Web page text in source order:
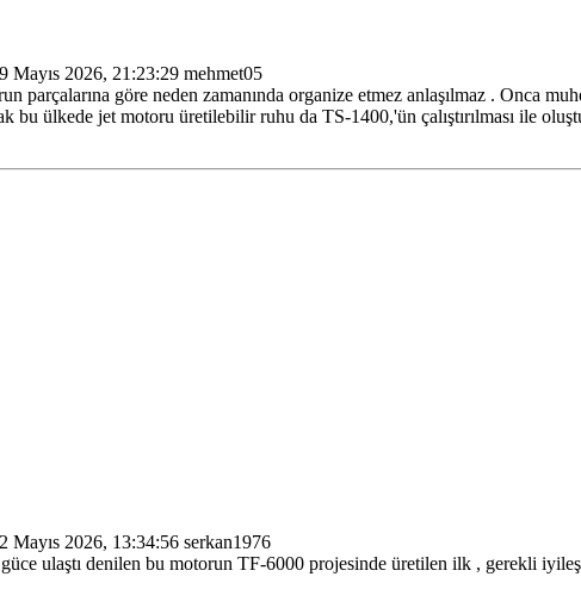
Mayıs 2026, 21:23:29 mehmet05
parçalarına göre neden zamanında organize etmez anlaşılmaz . Onca
ülkede jet motoru üretilebilir ruhu da TS-1400,'ün çalıştırılması ile
Mayıs 2026, 13:34:56 serkan1976
ulaştı denilen bu motorun TF-6000 projesinde üretilen ilk , gerekli